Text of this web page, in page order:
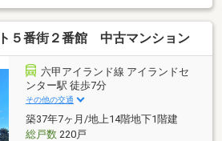
ポート致します♪
５番街２番館 中古マンション
六甲アイランド線 アイランドセ
ンター駅 徒歩7分
その他の交通
築37年7ヶ月/地上14階地下1階建
総戸数220戸